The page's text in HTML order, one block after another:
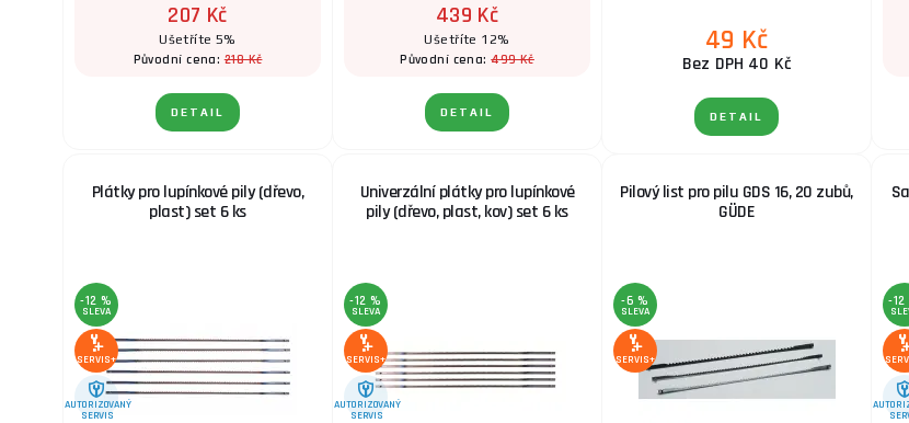
207 Kč
Ušetříte 5%
Původní cena:218 Kč
DETAIL
439 Kč
Ušetříte 12%
Původní cena:499 Kč
DETAIL
49 Kč
Bez DPH 40 Kč
DETAIL
Plátky pro lupínkové pily (dřevo,
plast) set 6 ks
-12 %
SLEVA
SERVIS+
AUTORIZOVANÝ
SERVIS
Univerzální plátky pro lupínkové
pily (dřevo, plast, kov) set 6 ks
-12 %
SLEVA
SERVIS+
AUTORIZOVANÝ
SERVIS
Pilový list pro pilu GDS 16, 20 zubů,
GÜDE
-6 %
SLEVA
SERVIS+
-12